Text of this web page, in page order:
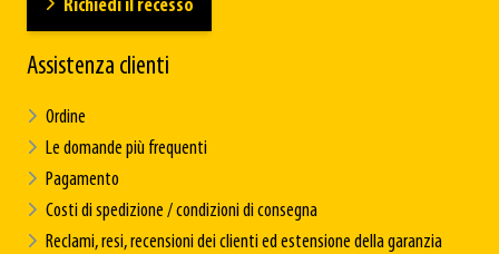
Richiedi il recesso
Assistenza clienti
Ordine
Le domande più frequenti
Pagamento
Costi di spedizione / condizioni di consegna
Reclami, resi, recensioni dei clienti ed estensione della garanzia